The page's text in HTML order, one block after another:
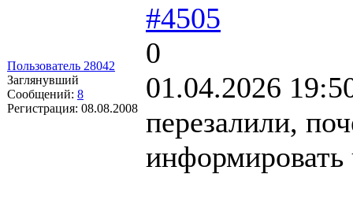
Пользователь 28042
Заглянувший
Сообщений: 8
Регистрация: 08.08.2008
#4505
0
01.04.2026
перезалили,